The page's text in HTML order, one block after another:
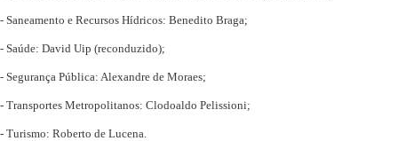
- Saneamento e Recursos Hídricos: Benedito Braga;
- Saúde: David Uip (reconduzido);
- Segurança Pública: Alexandre de Moraes;
- Transportes Metropolitanos: Clodoaldo Pelissioni;
- Turismo: Roberto de Lucena.